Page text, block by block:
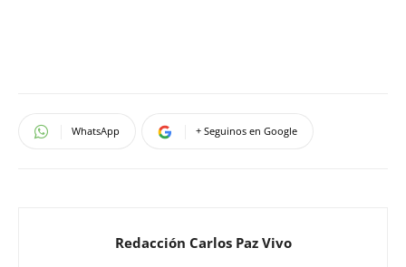
WhatsApp + Seguinos en Google
Redacción Carlos Paz Vivo